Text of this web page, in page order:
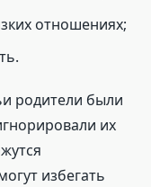
отношениях;
родители были
их
избегать